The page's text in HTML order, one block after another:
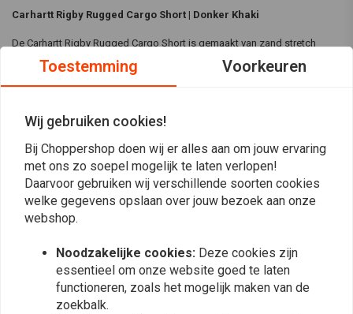
Carhartt Rigby Rugged Cargo Short | Donker Khaki
De Carhartt Rigby Rugged Cargo Short is gemaakt van zand stretch
canvas met Rugged Flex™ technologie voor verbeterde mobiliteit. Met
meerdere handige zakken, een veilige mediazak en driedubbel gestikte
Specificaties:
Kleur: Donker Khaki
Materiaal:Gemaakt van zand stretch canvas met Rugged Flex™
technologie voor verbeterde mobiliteit.
Stof:8,5 oz/yd² (288 gsm) - 98% Katoen/2% Elastaan Zand
Relaxte pasvorm met een binnenbeenlengte van 11 inch voor
comfort en mobiliteit
Rugged Flex™ technologie voor meer bewegingsvrijheid
Lees meer
Reviews
(0 beoordelingen)
Toestemming Voorkeuren
Wij gebruiken cookies!
Bij Choppershop doen wij er alles aan om jouw ervaring
met ons zo soepel mogelijk te laten verlopen!
Daarvoor gebruiken wij verschillende soorten cookies
welke gegevens opslaan over jouw bezoek aan onze
webshop.
Noodzakelijke cookies: Deze cookies zijn
essentieel om onze website goed te laten
functioneren, zoals het mogelijk maken van de
zoekbalk.